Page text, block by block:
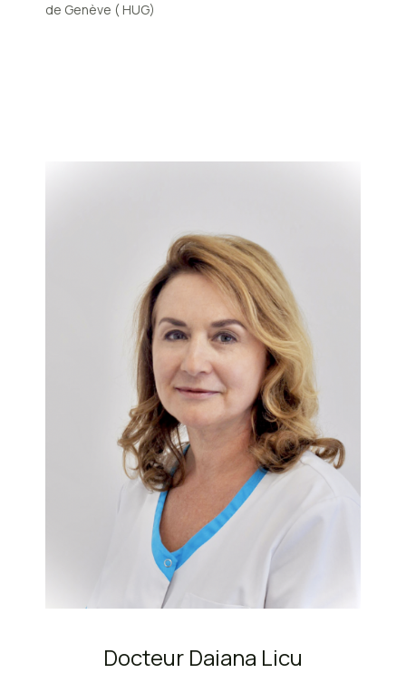
de Genève ( HUG)
Docteur Daiana Licu